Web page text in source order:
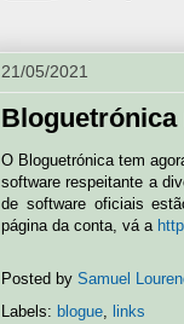
21/05/2021
Bloguetrónica
O Bloguetrónica tem
software respeitante a
de software oficiais
página da conta, vá a
Posted by Samuel
Labels: blogue, links